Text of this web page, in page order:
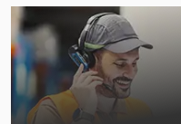
International 3688
International 433
International 453